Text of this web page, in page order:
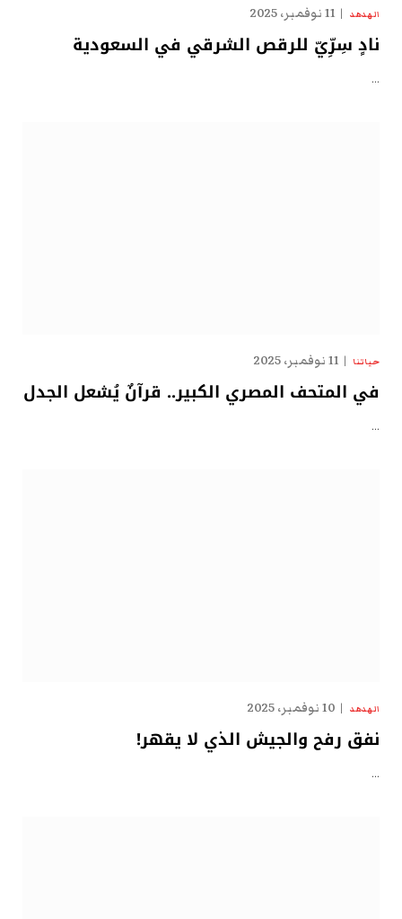
الهدهد 11 نوفمبر، 2025
نادٍ سِرِّيّ للرقص الشرقي في السعودية
…
حياتنا 11 نوفمبر، 2025
في المتحف المصري الكبير.. قرآنٌ يُشعل الجدل
…
الهدهد 10 نوفمبر، 2025
نفق رفح والجيش الذي لا يقهر!
…